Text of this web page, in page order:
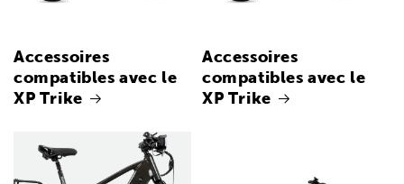
Accessoires
compatibles avec le
XP Trike
Accessoires
compatibles avec le
XP Trike